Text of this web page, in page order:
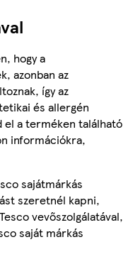
hogy a
azonban az
így az
és allergén
el a terméken található
információkra,
sajátmárkás
szeretnél kapni,
vevőszolgálatával,
saját márkás